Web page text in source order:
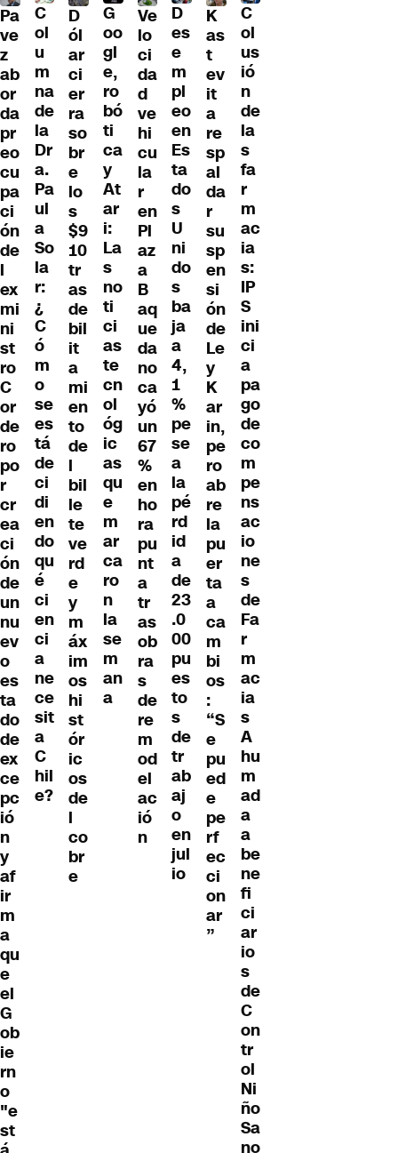
Pa
ve
z
ab
or
da
pr
eo
cu
pa
ci
ón
de
l
ex
mi
ni
st
ro
C
or
de
ro
po
r
cr
ea
ci
ón
de
un
nu
ev
o
es
ta
do
de
ex
ce
pc
ió
n
y
af
ir
m
a
qu
e
el
G
ob
ie
rn
o
"e
st
C
ol
u
m
na
de
la
Dr
a.
Pa
ul
a
So
la
r:
¿
C
ó
m
o
se
es
tá
de
ci
di
en
do
qu
é
ci
en
ci
a
ne
ce
sit
a
C
hil
e?
D
ól
ar
ci
er
ra
so
br
e
lo
s
$9
10
tr
as
de
bil
it
a
mi
en
to
de
l
bil
le
te
ve
rd
e
y
m
áx
im
os
hi
st
ór
ic
os
de
l
co
br
e
G
oo
gl
e,
ro
bó
ti
ca
y
At
ar
i:
La
s
no
ti
ci
as
te
cn
ol
óg
ic
as
qu
e
m
ar
ca
ro
n
la
se
m
an
a
Ve
lo
ci
da
d
ve
hi
cu
la
r
en
Pl
az
a
B
aq
ue
da
no
ca
yó
un
67
%
en
ho
ra
pu
nt
a
tr
as
ob
ra
s
de
re
m
od
el
ac
ió
n
D
es
e
m
pl
eo
en
Es
ta
do
s
U
ni
do
s
ba
ja
a
4,
1
%
pe
se
a
la
pé
rd
id
a
de
23
.0
00
pu
es
to
s
de
tr
ab
aj
o
en
jul
io
K
as
t
ev
it
a
re
sp
al
da
r
su
sp
en
si
ón
de
Le
y
K
ar
in,
pe
ro
ab
re
la
pu
er
ta
a
ca
m
bi
os
:
“S
e
pu
ed
e
pe
rf
ec
ci
on
ar
”
C
ol
us
ió
n
de
la
s
fa
r
m
ac
ia
s:
IP
S
ini
ci
a
pa
go
de
co
m
pe
ns
ac
io
ne
s
de
Fa
r
m
ac
ia
s
A
hu
m
ad
a
a
be
ne
fi
ci
ar
io
s
de
C
on
tr
ol
Ni
ño
Sa
no